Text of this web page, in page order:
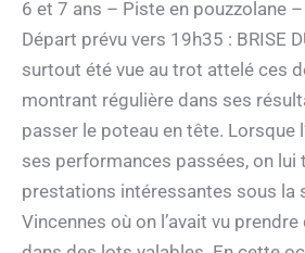
6 et 7 ans – Piste en pouzzolane
Départ prévu vers 19h35 : BRISE
surtout été vue au trot attelé ces
montrant régulière dans ses
passer le poteau en tête. Lorsque
ses performances passées, on lui
prestations intéressantes sous la
Vincennes où on l’avait vu